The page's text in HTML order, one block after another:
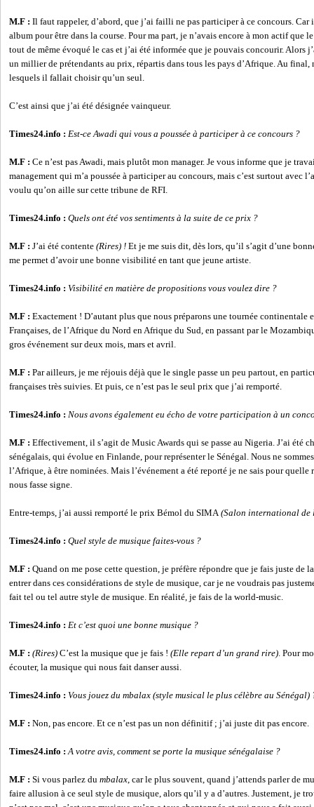
M.F :Il faut rappeler, d’abord, que j’ai failli ne pas participer à ce concours.
album pour être dans la course. Pour ma part, je n’avais encore à mon actif que
tout de même évoqué le cas et j’ai été informée que je pouvais concourir. Alors
un millier de prétendants au prix, répartis dans tous les pays d’Afrique. Au final,
lesquels il fallait choisir qu’un seul.
C’est ainsi que j’ai été désignée vainqueur.
Times24.info :Est-ce Awadi qui vous a poussée à participer à ce concours ?
M.F :Ce n’est pas Awadi, mais plutôt mon manager. Je vous informe que je
management qui m’a poussée à participer au concours, mais c’est surtout avec
voulu qu’on aille sur cette tribune de RFI.
Times24.info :Quels ont été vos sentiments à la suite de ce prix ?
M.F :J’ai été contente(Rires) ! Et je me suis dit, dès lors, qu’il s’agit d’une
me permet d’avoir une bonne visibilité en tant que jeune artiste.
Times24.info :Visibilité en matière de propositions vous voulez dire ?
M.F :Exactement ! D’autant plus que nous préparons une tournée continentale
Françaises, de l’Afrique du Nord en Afrique du Sud, en passant par le
gros événement sur deux mois, mars et avril.
M.F :Par ailleurs, je me réjouis déjà que le single passe un peu partout, en
françaises très suivies. Et puis, ce n’est pas le seul prix que j’ai remporté.
Times24.info :Nous avons également eu écho de votre participation à un
M.F :Effectivement, il s’agit de Music Awards qui se passe au Nigeria. J’ai été
sénégalais, qui évolue en Finlande, pour représenter le Sénégal. Nous ne
l’Afrique, à être nominées. Mais l’événement a été reporté je ne sais pour quelle
nous fasse signe.
Entre-temps, j’ai aussi remporté le prix Bémol du SIMA(Salon international de
Times24.info :Quel style de musique faites-vous ?
M.F :Quand on me pose cette question, je préfère répondre que je fais juste de
entrer dans ces considérations de style de musique, car je ne voudrais pas
fait tel ou tel autre style de musique. En réalité, je fais de la world-music.
Times24.info :Et c’est quoi une bonne musique ?
M.F :(Rires) C’est la musique que je fais !(Elle repart d’un grand rire). Pour
écouter, la musique qui nous fait danser aussi.
Times24.info :Vous jouez du mbalax (style musical le plus célèbre au Sénégal)
M.F :Non, pas encore. Et ce n’est pas un non définitif ; j’ai juste dit pas encore.
Times24.info :A votre avis, comment se porte la musique sénégalaise ?
M.F :Si vous parlez dumbalax, car le plus souvent, quand j’attends parler de
faire allusion à ce seul style de musique, alors qu’il y a d’autres. Justement, je